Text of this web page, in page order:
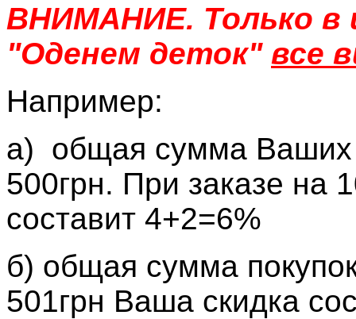
ВНИМАНИЕ. Только в
"Оденем деток" все
Например:
а) общая сумма Ваших
500грн. При заказе на
составит 4+2=6%
б) общая сумма
501грн Ваша скидка